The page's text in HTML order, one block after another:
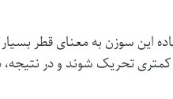
این سوزن به معنای قطر
تحریک شوند و در